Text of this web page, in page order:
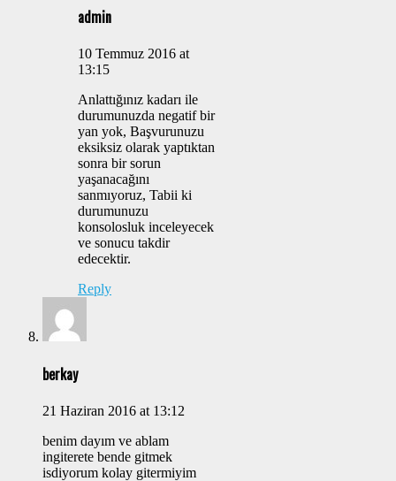
admin
10 Temmuz 2016 at
13:15
Anlattığınız kadarı ile
durumunuzda negatif bir
yan yok, Başvurunuzu
eksiksiz olarak yaptıktan
sonra bir sorun
yaşanacağını
sanmıyoruz, Tabii ki
durumunuzu
konsolosluk inceleyecek
ve sonucu takdir
edecektir.
Reply
berkay
21 Haziran 2016 at 13:12
benim dayım ve ablam
ingiterete bende gitmek
isdiyorum kolay gitermiyim